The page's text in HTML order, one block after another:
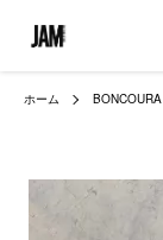
ホーム BONCOURA